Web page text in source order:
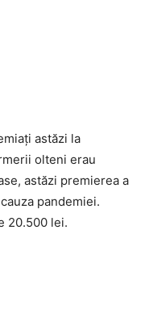
astăzi la
olteni erau
astăzi premierea a
pandemiei.
20.500 lei.